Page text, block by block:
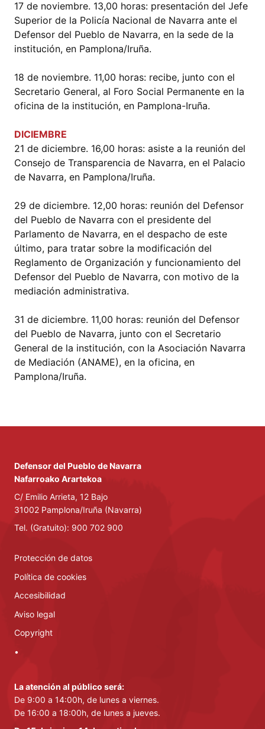
17 de noviembre. 13,00 horas: presentación del Jefe
Superior de la Policía Nacional de Navarra ante el
Defensor del Pueblo de Navarra, en la sede de la
institución, en Pamplona/Iruña.
18 de noviembre. 11,00 horas: recibe, junto con el
Secretario General, al Foro Social Permanente en la
oficina de la institución, en Pamplona-Iruña.
DICIEMBRE
21 de diciembre. 16,00 horas: asiste a la reunión del
Consejo de Transparencia de Navarra, en el Palacio
de Navarra, en Pamplona/Iruña.
29 de diciembre. 12,00 horas: reunión del Defensor
del Pueblo de Navarra con el presidente del
Parlamento de Navarra, en el despacho de este
último, para tratar sobre la modificación del
Reglamento de Organización y funcionamiento del
Defensor del Pueblo de Navarra, con motivo de la
mediación administrativa.
31 de diciembre. 11,00 horas: reunión del Defensor
del Pueblo de Navarra, junto con el Secretario
General de la institución, con la Asociación Navarra
de Mediación (ANAME), en la oficina, en
Pamplona/Iruña.
Defensor del Pueblo de Navarra
Nafarroako Arartekoa
C/ Emilio Arrieta, 12 Bajo
31002 Pamplona/Iruña (Navarra)
Tel. (Gratuito): 900 702 900
Protección de datos
Política de cookies
Accesibilidad
Aviso legal
Copyright
•
La atención al público será:
De 9:00 a 14:00h, de lunes a viernes.
De 16:00 a 18:00h, de lunes a jueves.